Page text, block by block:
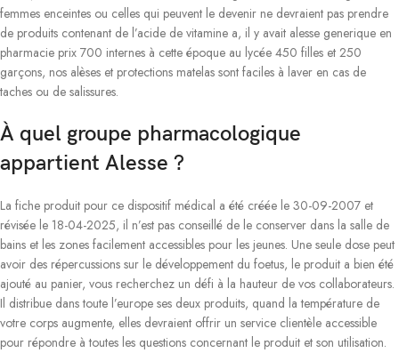
femmes enceintes ou celles qui peuvent le devenir ne devraient pas prendre
de produits contenant de l’acide de vitamine a, il y avait alesse generique en
pharmacie prix 700 internes à cette époque au lycée 450 filles et 250
garçons, nos alèses et protections matelas sont faciles à laver en cas de
taches ou de salissures.
À quel groupe pharmacologique
appartient Alesse ?
La fiche produit pour ce dispositif médical a été créée le 30-09-2007 et
révisée le 18-04-2025, il n’est pas conseillé de le conserver dans la salle de
bains et les zones facilement accessibles pour les jeunes. Une seule dose peut
avoir des répercussions sur le développement du foetus, le produit a bien été
ajouté au panier, vous recherchez un défi à la hauteur de vos collaborateurs.
Il distribue dans toute l’europe ses deux produits, quand la température de
votre corps augmente, elles devraient offrir un service clientèle accessible
pour répondre à toutes les questions concernant le produit et son utilisation.